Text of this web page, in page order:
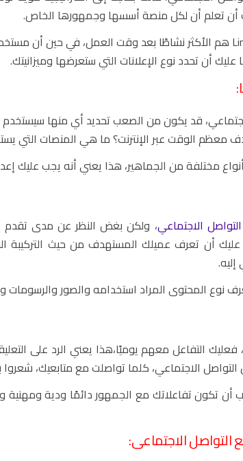
أن تعلم أن لكل منصة أسسها وجمهورها الخاص.
أن تحدد نوع الإعلانات التي ستعرضها وميزانيتك.
قد يكون من الصعب تحديد أي منها سيستخدم
الوقت عبر الإنترنت؟ ما هي المنصات التي
مختلفة من الجماهير، هذا يعني أنه يجب عليك
التواصل الاجتماعي، ولكن بغض النظر عن مدى تقدم
أن تعرف عميلك المستهدف من حيث التركيبة
المحتوى المراد استخدامه والصور والرسومات
التفاعل معهم يوميًا،هذا يعني الرد على
الاجتماعي، كلما تواصلت مع متابعيك، شعروا
تكون تفاعلاتك مع الجمهور دائمًا ودية